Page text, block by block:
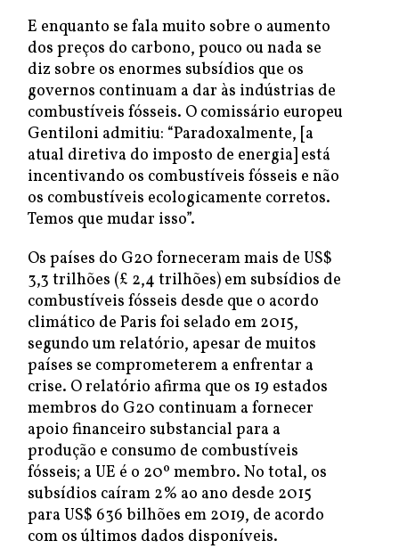
E enquanto se fala muito sobre o aumento
dos preços do carbono, pouco ou nada se
diz sobre os enormes subsídios que os
governos continuam a dar às indústrias de
combustíveis fósseis. O comissário europeu
Gentiloni admitiu: “Paradoxalmente, [a
atual diretiva do imposto de energia] está
incentivando os combustíveis fósseis e não
os combustíveis ecologicamente corretos.
Temos que mudar isso”.
Os países do G20 forneceram mais de US$
3,3 trilhões (£ 2,4 trilhões) em subsídios de
combustíveis fósseis desde que o acordo
climático de Paris foi selado em 2015,
segundo um relatório, apesar de muitos
países se comprometerem a enfrentar a
crise. O relatório afirma que os 19 estados
membros do G20 continuam a fornecer
apoio financeiro substancial para a
produção e consumo de combustíveis
fósseis; a UE é o 20º membro. No total, os
subsídios caíram 2% ao ano desde 2015
para US$ 636 bilhões em 2019, de acordo
com os últimos dados disponíveis.